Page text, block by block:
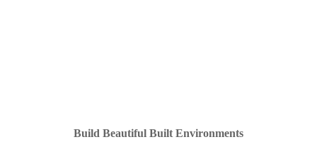
Build Beautiful Built Environments